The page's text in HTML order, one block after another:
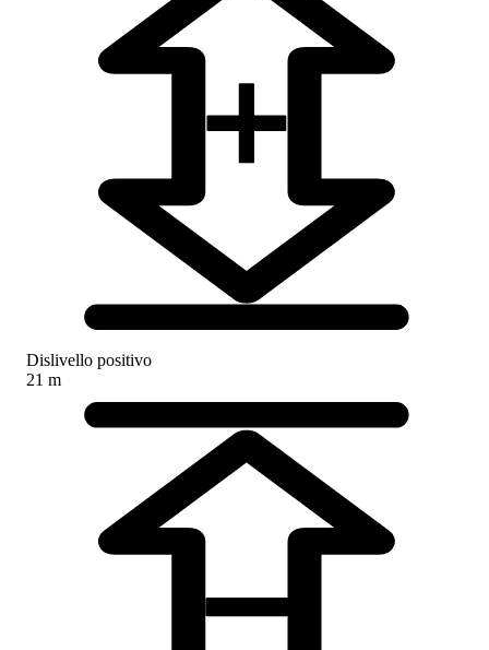
Dislivello positivo
21 m